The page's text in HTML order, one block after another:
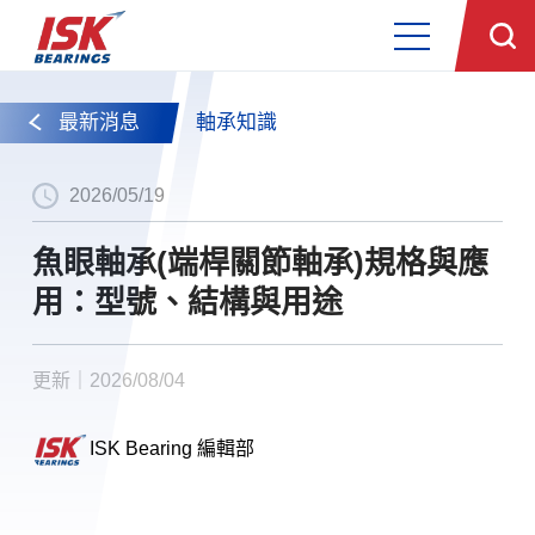
最新消息 軸承知識
2026/05/19
魚眼軸承(端桿關節軸承)規格與應
用：型號、結構與用途
更新｜2026/08/04
ISK Bearing 編輯部